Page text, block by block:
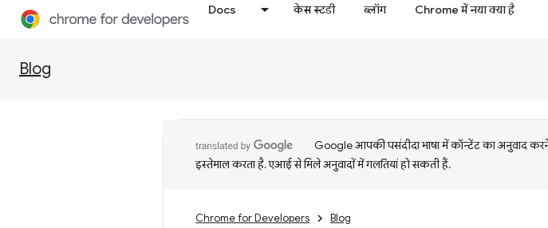
Docs केस स्टडी ब्लॉग Chrome में नया क्या है
Blog
Google आपकी पसंदीदा भाषा में कॉन्टेंट का अनुवाद
इस्तेमाल करता है. एआई से मिले अनुवादों में गलतियां हो सकती हैं.
Chrome for Developers Blog